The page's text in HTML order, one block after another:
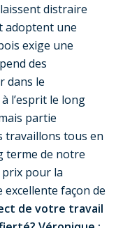
distraire
adoptent une
exige une
des
dans le
l’esprit le long
partie
travaillons tous en
terme de notre
pour la
façon de
de votre travail